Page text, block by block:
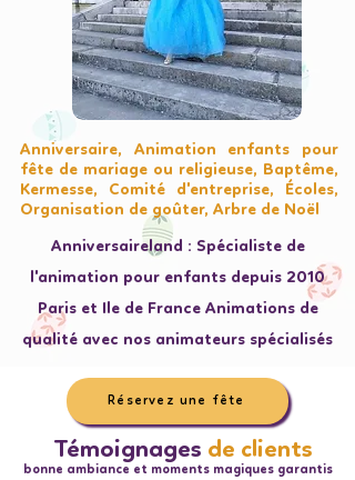
Anniversaire, Animation enfants pour
fête de mariage ou religieuse, Baptême,
Kermesse, Comité d'entreprise, Écoles,
Organisation de goûter, Arbre de Noël
Anniversaireland : Spécialiste de
l'animation pour enfants depuis 2010
Paris et Ile de France Animations de
qualité avec nos animateurs spécialisés
Réservez une fête
bonne ambiance et moments magiques garantis
Témoignages de clients